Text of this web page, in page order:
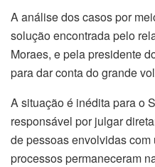
A análise dos casos por
solução encontrada pelo
Moraes, e pela presidente
para dar conta do grande
A situação é inédita para o
responsável por julgar
de pessoas envolvidas
processos permaneceram